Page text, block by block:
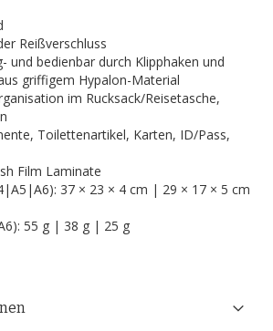
Reißverschluss
und bedienbar durch Klipphaken und
griffigem Hypalon-Material
im Rucksack/Reisetasche,
Toilettenartikel, Karten, ID/Pass,
Film Laminate
37 × 23 × 4 cm | 29 × 17 × 5 cm
55 g | 38 g | 25 g